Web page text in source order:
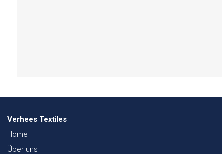
Verhees Textiles
Home
Über uns